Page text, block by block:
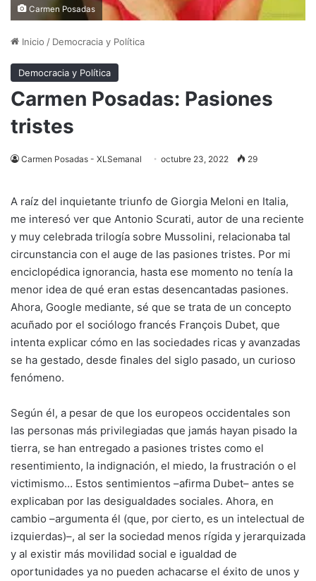
Carmen Posadas
Inicio / Democracia y Política
Democracia y Política
Carmen Posadas: Pasiones
tristes
Carmen Posadas - XLSemanal octubre 23, 2022 29
A raíz del inquietante triunfo de Giorgia Meloni en Italia,
me interesó ver que Antonio Scurati, autor de una reciente
y muy celebrada trilogía sobre Mussolini, relacionaba tal
circunstancia con el auge de las pasiones tristes. Por mi
enciclopédica ignorancia, hasta ese momento no tenía la
menor idea de qué eran estas desencantadas pasiones.
Ahora, Google mediante, sé que se trata de un concepto
acuñado por el sociólogo francés François Dubet, que
intenta explicar cómo en las sociedades ricas y avanzadas
se ha gestado, desde finales del siglo pasado, un curioso
fenómeno.
Según él, a pesar de que los europeos occidentales son
las personas más privilegiadas que jamás hayan pisado la
tierra, se han entregado a pasiones tristes como el
resentimiento, la indignación, el miedo, la frustración o el
victimismo… Estos sentimientos –afirma Dubet– antes se
explicaban por las desigualdades sociales. Ahora, en
cambio –argumenta él (que, por cierto, es un intelectual de
izquierdas)–, al ser la sociedad menos rígida y jerarquizada
y al existir más movilidad social e igualdad de
oportunidades ya no pueden achacarse el éxito de unos y